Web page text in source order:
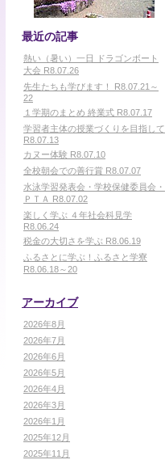
最近の記事
熱い（暑い）一日 ドラゴンボート
大会 R8.07.26
先生たちも学びます！ R8.07.21～
22
１学期のまとめ 終業式 R8.07.17
学習者主体の授業づくりを目指して
R8.07.13
カヌー体験 R8.07.10
全校朝会での善行賞 R8.07.07
水泳学習発表会・学校保健委員会・
ＰＴＡ R8.07.02
楽しく学ぶ ４年社会科見学
R8.06.24
税金の大切さを学ぶ R8.06.19
ふるさとに学ぶ！ふるさと学寮
R8.06.18～20
アーカイブ
2026年8月
2026年7月
2026年6月
2026年5月
2026年4月
2026年3月
2026年1月
2025年12月
2025年11月